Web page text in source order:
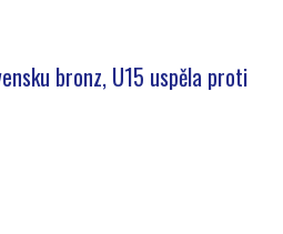
bronz, U15 uspěla proti